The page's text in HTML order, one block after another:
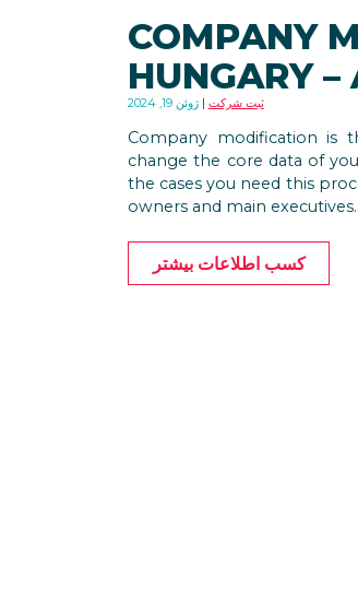
COMPANY
HUNGARY –
ژوئن 19, 2024 ثبت شرکت
Company modification is
change the core data of
the cases you need this
owners and main executives.
کسب اطلاعات بیشتر